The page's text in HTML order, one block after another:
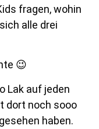
fragen, wohin
alle drei
😉
Lak auf jeden
dort noch sooo
haben.